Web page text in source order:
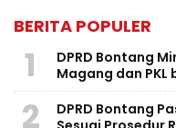
BERITA POPULER
1
DPRD Bontang
Magang dan PKL
2
DPRD Bontang